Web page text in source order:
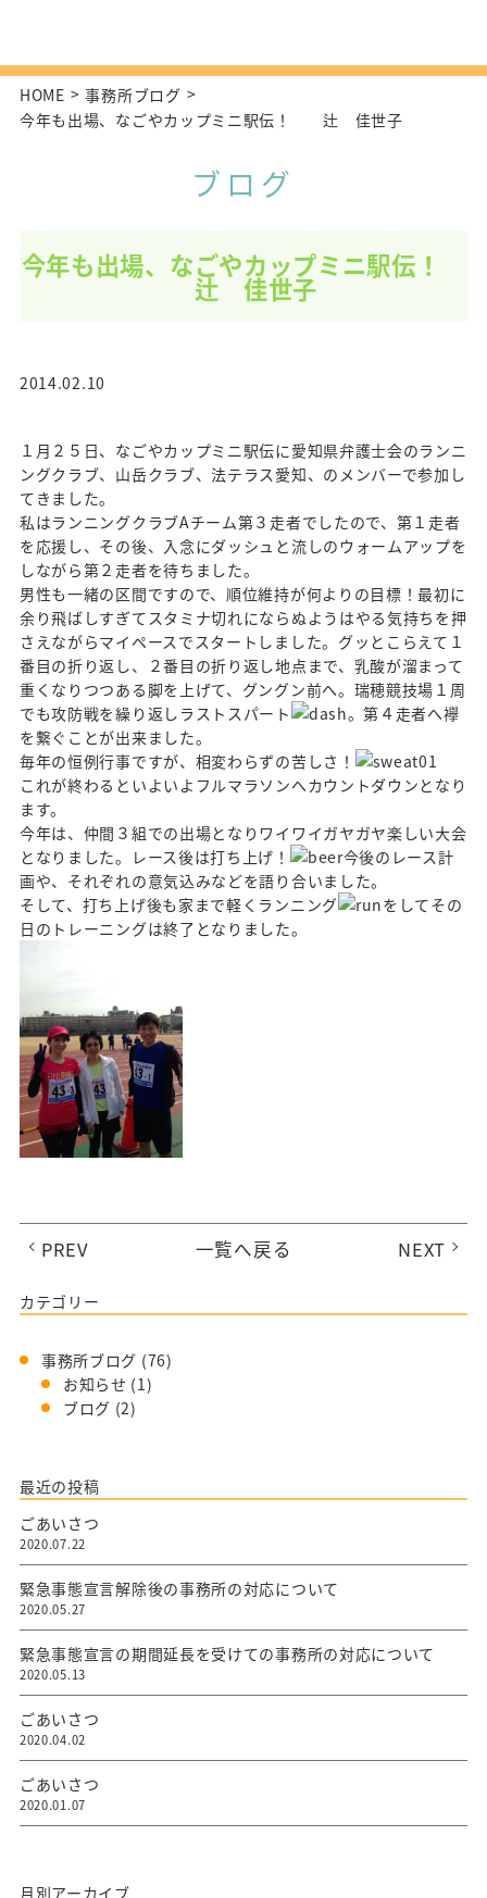
HOME
事務所ブログ
今年も出場、なごやカップミニ駅伝！ 辻 佳世子
ブログ
今年も出場、なごやカップミニ駅伝！
辻 佳世子
2014.02.10
１月２５日、なごやカップミニ駅伝に愛知県弁護士会のランニ
ングクラブ、山岳クラブ、法テラス愛知、のメンバーで参加し
てきました。
私はランニングクラブAチーム第３走者でしたので、第１走者
を応援し、その後、入念にダッシュと流しのウォームアップを
しながら第２走者を待ちました。
男性も一緒の区間ですので、順位維持が何よりの目標！最初に
余り飛ばしすぎてスタミナ切れにならぬようはやる気持ちを押
さえながらマイペースでスタートしました。グッとこらえて１
番目の折り返し、２番目の折り返し地点まで、乳酸が溜まって
重くなりつつある脚を上げて、グングン前へ。瑞穂競技場１周
でも攻防戦を繰り返しラストスパート
。第４走者へ襷
を繋ぐことが出来ました。
毎年の恒例行事ですが、相変わらずの苦しさ！
これが終わるといよいよフルマラソンへカウントダウンとなり
ます。
今年は、仲間３組での出場となりワイワイガヤガヤ楽しい大会
となりました。レース後は打ち上げ！
今後のレース計
画や、それぞれの意気込みなどを語り合いました。
そして、打ち上げ後も家まで軽くランニング
をしてその
日のトレーニングは終了となりました。
PREV 一覧へ戻る NEXT
カテゴリー
事務所ブログ (76)
お知らせ (1)
ブログ (2)
最近の投稿
ごあいさつ
2020.07.22
緊急事態宣言解除後の事務所の対応について
2020.05.27
緊急事態宣言の期間延長を受けての事務所の対応について
2020.05.13
ごあいさつ
2020.04.02
ごあいさつ
2020.01.07
月別アーカイブ